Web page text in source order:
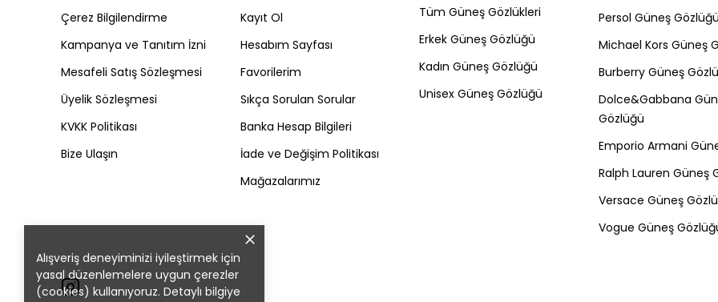
Alışveriş deneyiminizi iyileştirmek için
yasal düzenlemelere uygun çerezler
(cookies) kullanıyoruz. Detaylı bilgiye
Çerez Bilgilendirme
Kampanya ve Tanıtım İzni
Mesafeli Satış Sözleşmesi
Üyelik Sözleşmesi
KVKK Politikası
Bize Ulaşın
Kayıt Ol
Hesabım Sayfası
Favorilerim
Sıkça Sorulan Sorular
Banka Hesap Bilgileri
İade ve Değişim Politikası
Mağazalarımız
Tüm Güneş Gözlükleri
Erkek Güneş Gözlüğü
Kadın Güneş Gözlüğü
Unisex Güneş Gözlüğü
Persol Güneş Gözlüğü
Michael Kors Güneş
Burberry Güneş
Dolce&Gabbana
Gözlüğü
Emporio Armani
Ralph Lauren Güneş
Versace Güneş
Vogue Güneş